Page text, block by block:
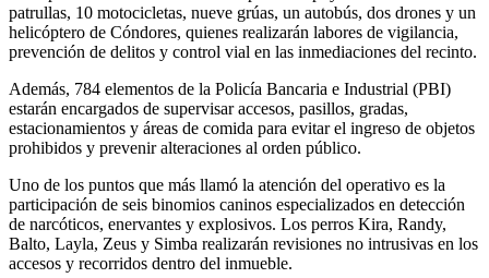
patrullas, 10 motocicletas, nueve grúas, un autobús, dos drones y un
helicóptero de Cóndores, quienes realizarán labores de vigilancia,
prevención de delitos y control vial en las inmediaciones del recinto.
Además, 784 elementos de la Policía Bancaria e Industrial (PBI)
estarán encargados de supervisar accesos, pasillos, gradas,
estacionamientos y áreas de comida para evitar el ingreso de objetos
prohibidos y prevenir alteraciones al orden público.
Uno de los puntos que más llamó la atención del operativo es la
participación de seis binomios caninos especializados en detección
de narcóticos, enervantes y explosivos. Los perros Kira, Randy,
Balto, Layla, Zeus y Simba realizarán revisiones no intrusivas en los
accesos y recorridos dentro del inmueble.